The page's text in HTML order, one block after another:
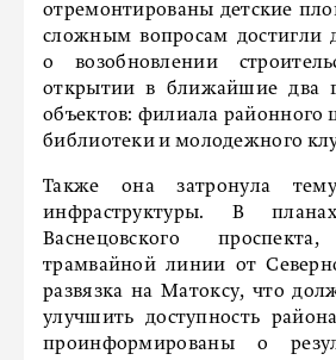
отремонтированы детские
сложным вопросам достигли
о возобновлении
открытии в ближайшие два
объектов: филиала районного
библиотеки и молодежного
Также она затронула
инфраструктуры. В
Васнецовского проспекта,
трамвайной линии от
развязка на Матоксу, что
улучшить доступность
проинформированы о